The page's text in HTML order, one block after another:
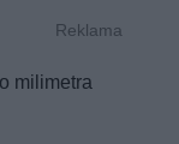
milimetra